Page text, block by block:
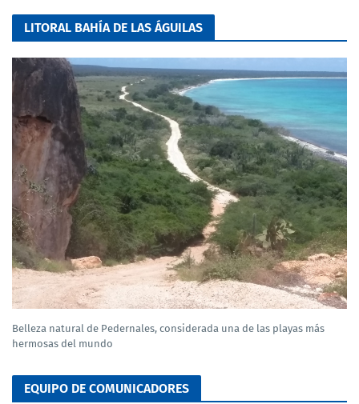
LITORAL BAHÍA DE LAS ÁGUILAS
Belleza natural de Pedernales, considerada una de las playas más
hermosas del mundo
EQUIPO DE COMUNICADORES